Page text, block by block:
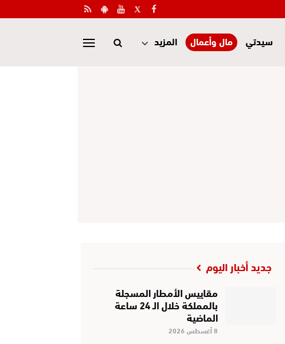
سيدتي مال وأعمال المزيد
جديد أخبار اليوم
مقاييس الأمطار المسجلة
بالمملكة خلال الـ 24 ساعة
الماضية
8 أغسطس 2026